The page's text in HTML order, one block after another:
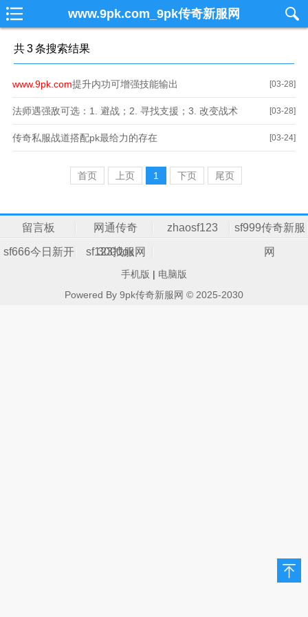
www.9pk.com_9pk传奇新服网
共3条搜索结果
[03-28]
www.9pk.com提升内功可增强技能输出
[03-28]
法师遇强敌可选：1. 避战；2. 寻找支援；3. 改变战术
[03-24]
传奇私服战道搭配pk最给力的存在
首页 上页 1 下页 尾页
留言板 网通传奇
3000ok
zhaosf123 sf999传奇新服
网
sf666今日新开 sf123找服网
手机版 | 电脑版
Powered By 9pk传奇新服网 © 2025-2030